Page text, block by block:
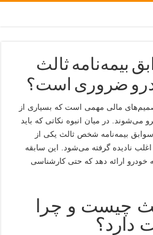
بیمه‌نامه ثالث
ضروری است؟
مالی مهمی است که بسیاری از
می‌شوند. در میان انبوه نکاتی که باید
بیمه‌نامه شخص ثالث یکی از
نادیده گرفته می‌شود. این سابقه
خودرو ارائه دهد که حتی کارشناسی
چیست و چرا
دارد؟